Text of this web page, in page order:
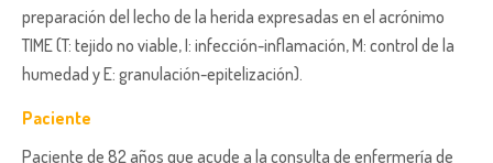
preparación del lecho de la herida expresadas en el acrónimo
TIME (T: tejido no viable, I: infección-inflamación, M: control de la
humedad y E: granulación-epitelización).
Paciente
Paciente de 82 años que acude a la consulta de enfermería de